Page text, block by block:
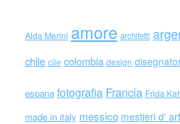
Alda Merini amore architetti
chile cile colombia design
espana fotografia Francia Frida
made in italy messico mestieri d'